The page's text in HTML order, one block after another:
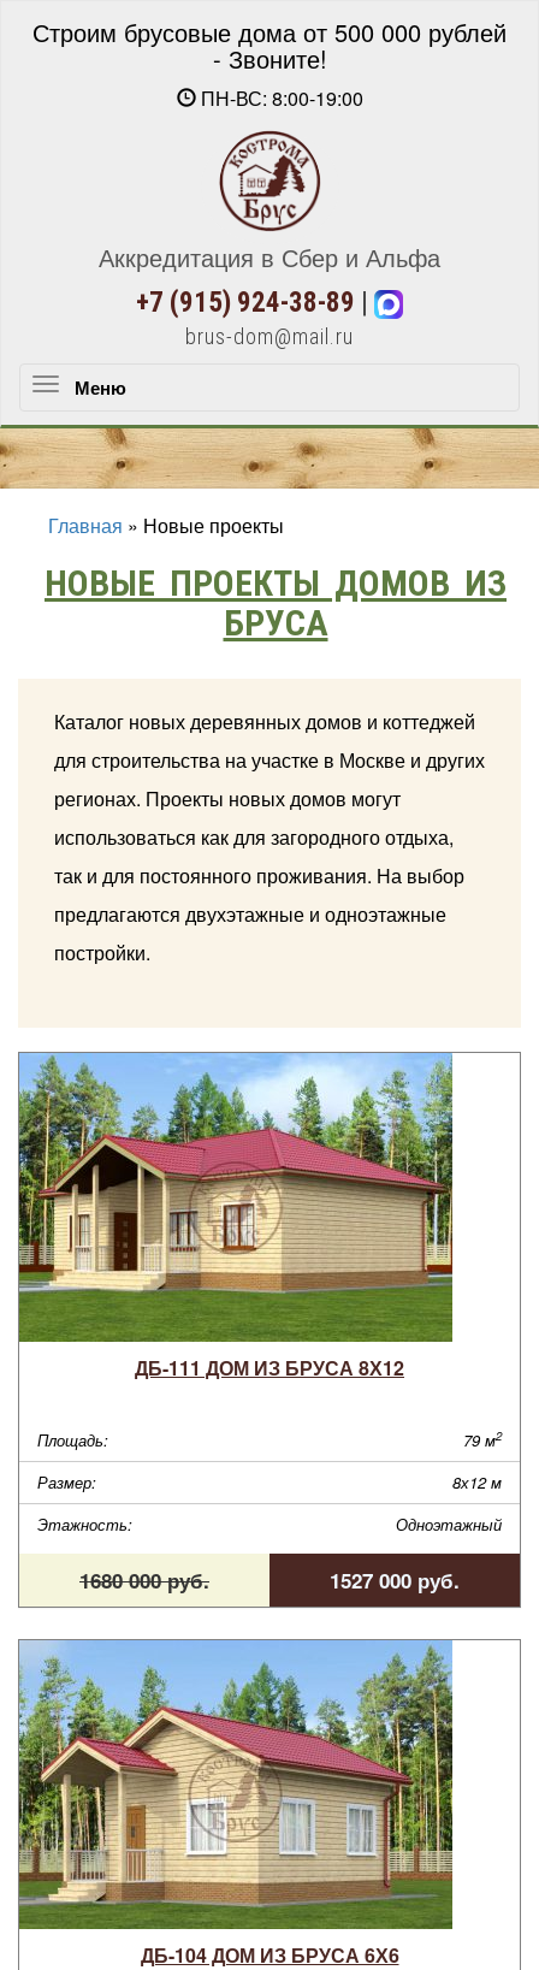
Строим брусовые дома от 500 000 рублей
- Звоните!
ПН-ВС: 8:00-19:00
Аккредитация в Сбер и Альфа
+7 (915) 924-38-89
brus-dom@mail.ru
Меню
Главная » Новые проекты
НОВЫЕ ПРОЕКТЫ ДОМОВ ИЗ
БРУСА
Каталог новых деревянных домов и коттеджей
для строительства на участке в Москве и других
регионах. Проекты новых домов могут
использоваться как для загородного отдыха,
так и для постоянного проживания. На выбор
предлагаются двухэтажные и одноэтажные
постройки.
ДБ-111 ДОМ ИЗ БРУСА 8Х12
Площадь: 79 м2
Размер:
8х12 м
Этажность:
Одноэтажный
1680 000 руб. 1527 000 руб.
ДБ-104 ДОМ ИЗ БРУСА 6Х6